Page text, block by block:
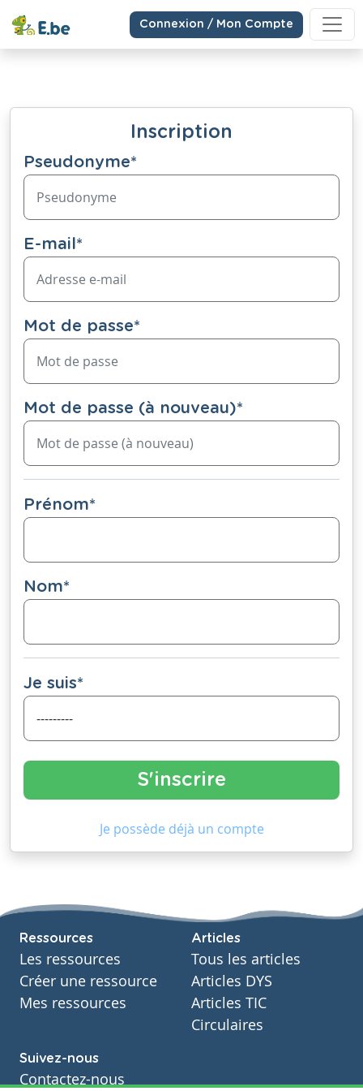
Connexion / Mon Compte
Inscription
Pseudonyme*
E-mail*
Mot de passe*
Mot de passe (à nouveau)*
Prénom*
Nom*
Je suis*
Je possède déjà un compte
Ressources
Les ressources
Créer une ressource
Mes ressources
Articles
Tous les articles
Articles DYS
Articles TIC
Circulaires
Suivez-nous
Contactez-nous